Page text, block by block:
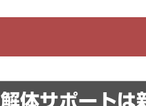
解体サポートは